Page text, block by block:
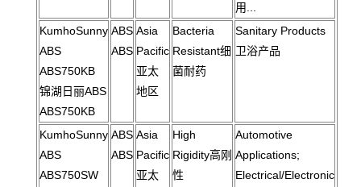
用...
KumhoSunny
ABS
ABS750KB
锦湖日丽ABS
ABS750KB
ABS
ABS
Asia
Pacific
亚太
地区
Bacteria
Resistant细
菌耐药
Sanitary Products
卫浴产品
KumhoSunny
ABS
ABS750SW
ABS
ABS
Asia
Pacific
亚太
High
Rigidity高刚
性
Automotive
Applications;
Electrical/Electronic